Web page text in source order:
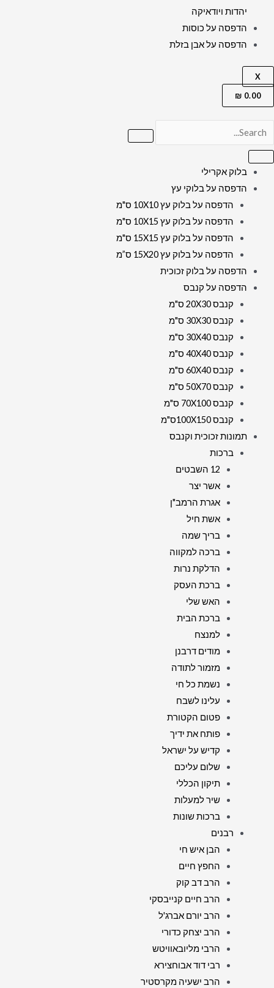
יהדות ויודאיקה
הדפסה על כוסות
הדפסה על אבן בזלת
X
0.00
₪
בלוק אקרילי
הדפסה על בלוקי עץ
הדפסה על בלוק עץ 10X10 ס"מ
הדפסה על בלוק עץ 10X15 ס"מ
הדפסה על בלוק עץ 15X15 ס"מ
הדפסה על בלוק עץ 15X20 ס”מ
הדפסה על בלוק זכוכית
הדפסה על קנבס
קנבס 20X30 ס"מ
קנבס 30X30 ס"מ
קנבס 30X40 ס"מ
קנבס 40X40 ס"מ
קנבס 60X40 ס"מ
קנבס 50X70 ס"מ
קנבס 70X100 ס"מ
קנבס 100X150ס"מ
תמונות זכוכית וקנבס
ברכות
12 השבטים
אשר יצר
אגרת הרמב"ן
אשת חיל
בריך שמה
ברכה למקווה
הדלקת נרות
ברכת העסק
האש שלי
ברכת הבית
למנצח
מודים דרבנן
מזמור לתודה
נשמת כל חי
עלינו לשבח
פטום הקטורת
פותח את ידיך
קדיש על ישראל
שלום עליכם
תיקון הכללי
שיר למעלות
ברכות שונות
רבנים
הבן איש חי
החפץ חיים
הרב דב קוק
הרב חיים קנייבסקי
הרב יורם אברג'ל
הרב יצחק כדורי
הרבי מליובאוויטש
רבי דוד אבוחצירא
הרב ישעיה מקרסטיר